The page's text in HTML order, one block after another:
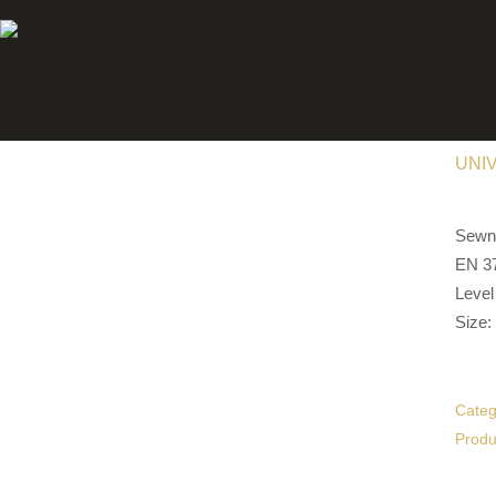
EN
Size: